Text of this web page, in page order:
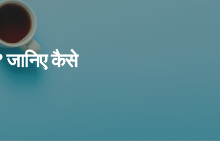
जानिए कैसे